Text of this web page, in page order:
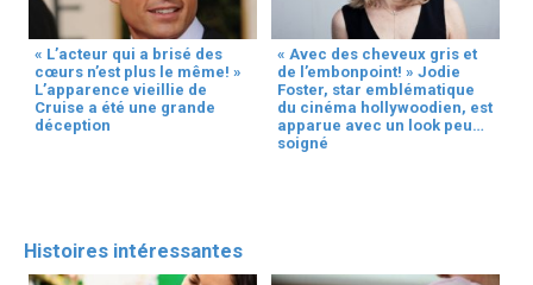
« L’acteur qui a brisé des
cœurs n’est plus le même! »
L’apparence vieillie de
Cruise a été une grande
déception
« Avec des cheveux gris et
de l’embonpoint! » Jodie
Foster, star emblématique
du cinéma hollywoodien, est
apparue avec un look peu
soigné
Histoires intéressantes